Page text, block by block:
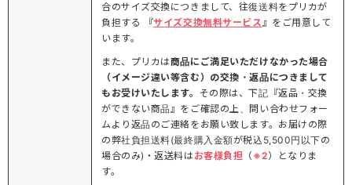
合のサイズ交換につきまして、往復送料をプリカが
負担する 『サイズ交換無料サービス』をご用意して
います。
また、プリカは商品にご満足いただけなかった場合
（イメージ違い等含む）の交換・返品につきまして
もお受けいたします。 その際は、下記『返品・交換
ができない商品』をご確認の上、問い合わせフォー
ムより返品のご連絡をお願い致します。お届けの際
の弊社負担送料(最終購入金額が税込5,500円以下の
場合のみ)・返送料はお客様負担 （ ※2）となりま
す。